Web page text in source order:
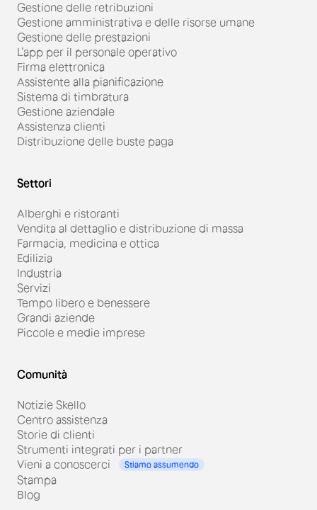
Gestione delle retribuzioni
Gestione amministrativa e delle risorse umane
Gestione delle prestazioni
L’app per il personale operativo
Firma elettronica
Assistente alla pianificazione
Sistema di timbratura
Gestione aziendale
Assistenza clienti
Distribuzione delle buste paga
Settori
Alberghi e ristoranti
Vendita al dettaglio e distribuzione di massa
Farmacia, medicina e ottica
Edilizia
Industria
Servizi
Tempo libero e benessere
Grandi aziende
Piccole e medie imprese
Comunità
Notizie Skello
Centro assistenza
Storie di clienti
Strumenti integrati per i partner
Vieni a conoscerci
Stiamo assumendo
Stampa
Blog